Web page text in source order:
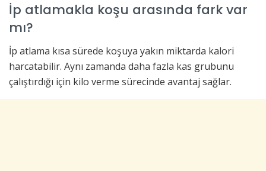
İp atlamakla koşu arasında fark var
mı?
İp atlama kısa sürede koşuya yakın miktarda kalori
harcatabilir. Aynı zamanda daha fazla kas grubunu
çalıştırdığı için kilo verme sürecinde avantaj sağlar.